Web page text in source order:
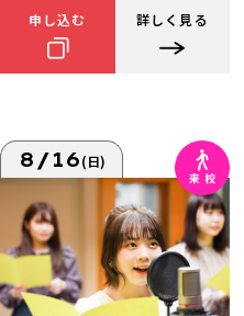
申し込む 詳しく見る
8/16(日)